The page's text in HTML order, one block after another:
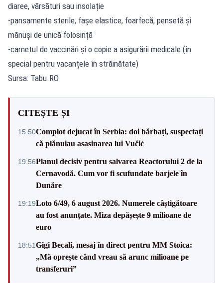
diaree, vărsături sau insolație
-pansamente sterile, fașe elastice, foarfecă, pensetă și
mănuși de unică folosință
-carnetul de vaccinări și o copie a asigurării medicale (în
special pentru vacanțele în străinătate)
Sursa: Tabu.RO
CITEȘTE ȘI
15:50Complot dejucat în Serbia: doi bărbați, suspectați
că plănuiau asasinarea lui Vučić
19:56Planul decisiv pentru salvarea Reactorului 2 de la
Cernavodă. Cum vor fi scufundate barjele în
Dunăre
19:19Loto 6/49, 6 august 2026. Numerele câștigătoare
au fost anunțate. Miza depășește 9 milioane de
euro
18:51Gigi Becali, mesaj în direct pentru MM Stoica:
„Mă oprește când vreau să arunc milioane pe
transferuri”